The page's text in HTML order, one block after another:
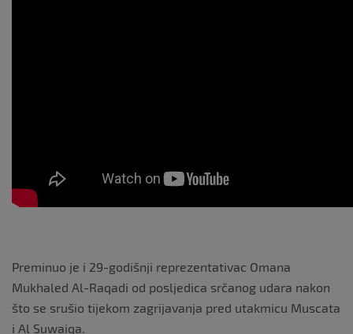
Preminuo je i 29-godišnji reprezentativac Omana
Mukhaled Al-Raqadi od posljedica srčanog udara nakon
što se srušio tijekom zagrijavanja pred utakmicu Muscata
i Al Suwaiqa.